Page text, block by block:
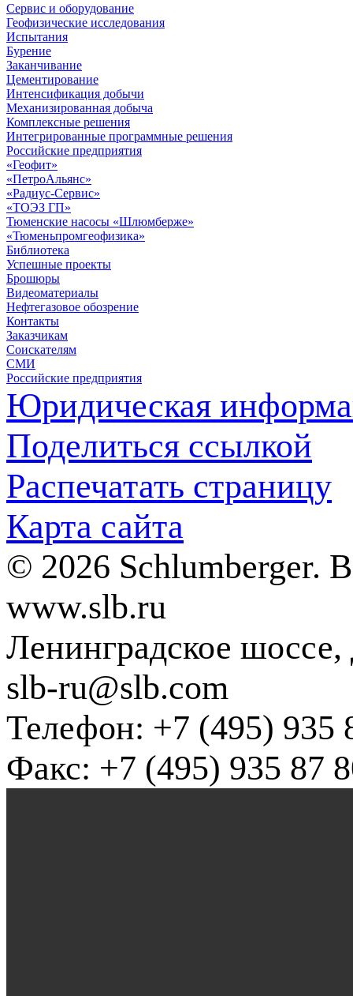
Сервис и оборудование
Геофизические исследования
Испытания
Бурение
Заканчивание
Цементирование
Интенсификация добычи
Механизированная добыча
Комплексные решения
Интегрированные программные решения
Российские предприятия
«Геофит»
«ПетроАльянс»
«Радиус-Сервис»
«ТОЭЗ ГП»
Тюменские насосы «Шлюмберже»
«Тюменьпромгеофизика»
Библиотека
Успешные проекты
Брошюры
Видеоматериалы
Нефтегазовое обозрение
Контакты
Заказчикам
Соискателям
СМИ
Российские предприятия
Юридическая
Поделиться ссылкой
Распечатать страницу
Карта сайта
© 2026 Schlumberger.
www.slb.ru
Ленинградское
slb-ru@slb.com
Телефон: +7 (495) 935
Факс: +7 (495) 935 87